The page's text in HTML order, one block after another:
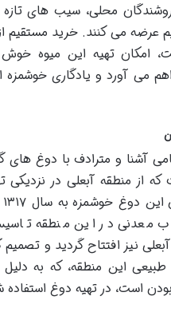
محلی، سیب های
می کنند. خرید مستقیم از
امکان تهیه این میوه
می آورد و یادگاری خوشمزه
آشنا و مترادف با دوغ
که از منطقه آبعلی در
آب معدنی در این منطقه
نیز افتتاح گردید و
طبیعی این منطقه، که به
بودن است، در تهیه دوغ استفاده